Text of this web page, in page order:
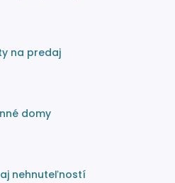
na predaj
domy
nehnuteľností